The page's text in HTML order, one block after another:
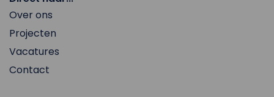
Over ons
Projecten
Vacatures
Contact